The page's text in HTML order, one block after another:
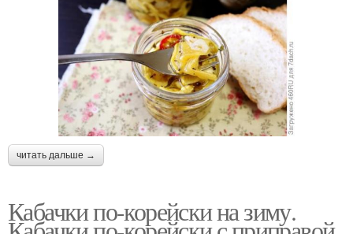
читать дальше →
Кабачки по-корейски на зиму.